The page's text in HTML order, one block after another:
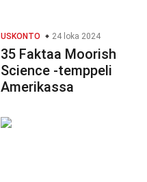
USKONTO 24 loka 2024
35 Faktaa Moorish
Science -temppeli
Amerikassa